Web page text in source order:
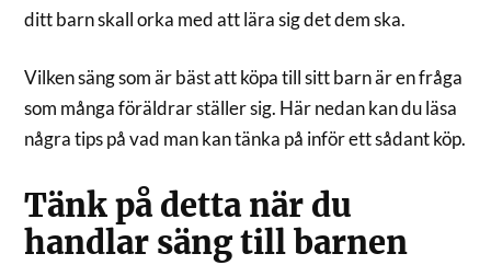
ditt barn skall orka med att lära sig det dem ska.
Vilken säng som är bäst att köpa till sitt barn är en fråga
som många föräldrar ställer sig. Här nedan kan du läsa
några tips på vad man kan tänka på inför ett sådant köp.
Tänk på detta när du
handlar säng till barnen